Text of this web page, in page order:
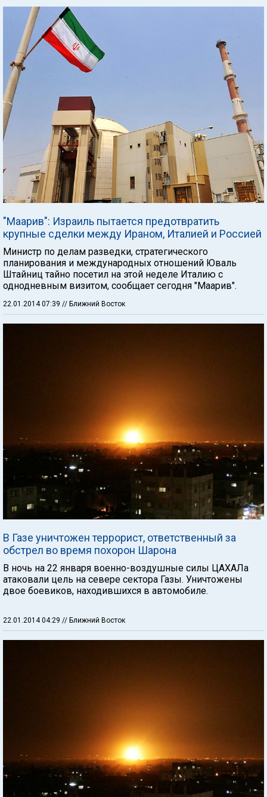
"Маарив": Израиль пытается предотвратить
крупные сделки между Ираном, Италией и Россией
Министр по делам разведки, стратегического
планирования и международных отношений Юваль
Штайниц тайно посетил на этой неделе Италию с
однодневным визитом, сообщает сегодня "Маарив".
22.01.2014 07:39 // Ближний Восток
В Газе уничтожен террорист, ответственный за
обстрел во время похорон Шарона
В ночь на 22 января военно-воздушные силы ЦАХАЛа
атаковали цель на севере сектора Газы. Уничтожены
двое боевиков, находившихся в автомобиле.
22.01.2014 04:29 // Ближний Восток